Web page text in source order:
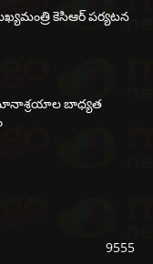
కెసిఆర్ పర్యటన
బాధ్యత
9555